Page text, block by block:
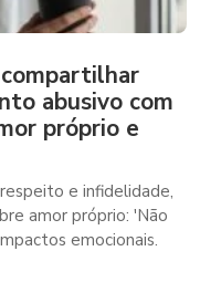
abusivo com
próprio e
e infidelidade,
amor próprio: 'Não
emocionais.